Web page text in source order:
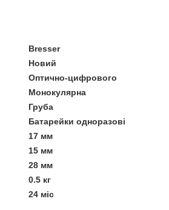
Bresser
Новий
Оптично-цифрового
Монокулярна
Груба
Батарейки одноразові
17 мм
15 мм
28 мм
0.5 кг
24 міс